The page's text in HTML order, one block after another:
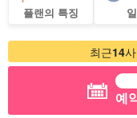
플랜의 특징
최근14
예